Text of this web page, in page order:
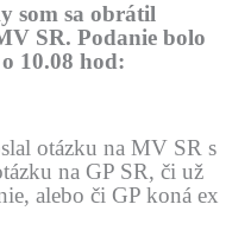
som sa obrátil
SR. Podanie bolo
10.08 hod:
otázku na MV SR s
na GP SR, či už
alebo či GP koná ex